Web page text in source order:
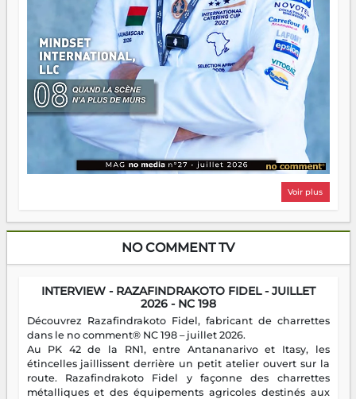
Voir plus
NO COMMENT TV
INTERVIEW - RAZAFINDRAKOTO FIDEL - JUILLET
2026 - NC 198
Découvrez Razafindrakoto Fidel, fabricant de charrettes
dans le no comment® NC 198 – juillet 2026.
Au PK 42 de la RN1, entre Antananarivo et Itasy, les
étincelles jaillissent derrière un petit atelier ouvert sur la
route. Razafindrakoto Fidel y façonne des charrettes
métalliques et des équipements agricoles destinés aux